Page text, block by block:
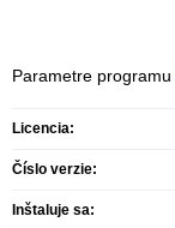
Parametre programu
Licencia:
Číslo verzie:
Inštaluje sa: